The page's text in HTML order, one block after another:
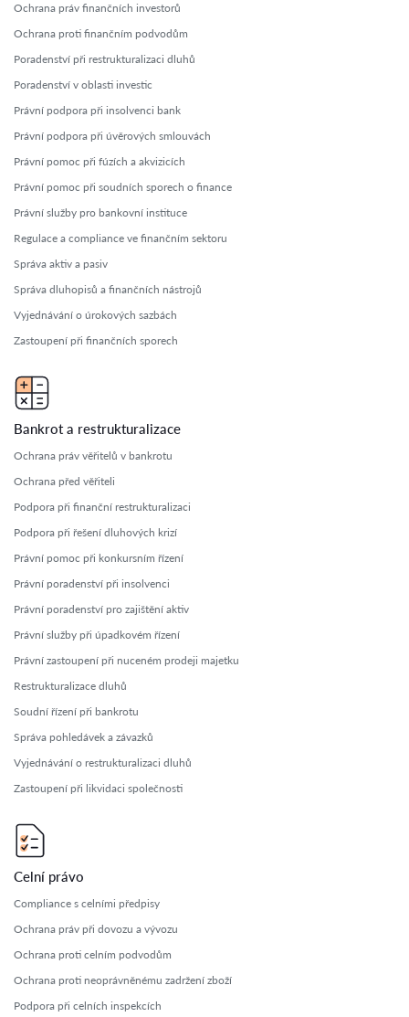
Ochrana práv finančních investorů
Ochrana proti finančním podvodům
Poradenství při restrukturalizaci dluhů
Poradenství v oblasti investic
Právní podpora při insolvenci bank
Právní podpora při úvěrových smlouvách
Právní pomoc při fúzích a akvizicích
Právní pomoc při soudních sporech o finance
Právní služby pro bankovní instituce
Regulace a compliance ve finančním sektoru
Správa aktiv a pasiv
Správa dluhopisů a finančních nástrojů
Vyjednávání o úrokových sazbách
Zastoupení při finančních sporech
Bankrot a restrukturalizace
Ochrana práv věřitelů v bankrotu
Ochrana před věřiteli
Podpora při finanční restrukturalizaci
Podpora při řešení dluhových krizí
Právní pomoc při konkursním řízení
Právní poradenství při insolvenci
Právní poradenství pro zajištění aktiv
Právní služby při úpadkovém řízení
Právní zastoupení při nuceném prodeji majetku
Restrukturalizace dluhů
Soudní řízení při bankrotu
Správa pohledávek a závazků
Vyjednávání o restrukturalizaci dluhů
Zastoupení při likvidaci společnosti
Celní právo
Compliance s celními předpisy
Ochrana práv při dovozu a vývozu
Ochrana proti celním podvodům
Ochrana proti neoprávněnému zadržení zboží
Podpora při celních inspekcích